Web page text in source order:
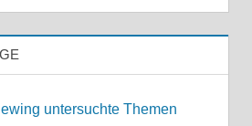
untersuchte Themen